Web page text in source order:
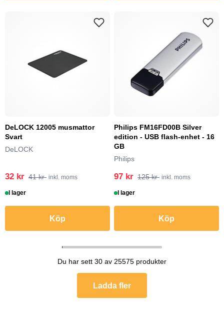
DeLOCK 12005 musmattor
Svart
DeLOCK
32 kr 41 kr inkl. moms
I lager
Köp
Philips FM16FD00B Silver
edition - USB flash-enhet - 16
GB
Philips
97 kr 125 kr inkl. moms
I lager
Köp
Du har sett 30 av 25575 produkter
Ladda fler